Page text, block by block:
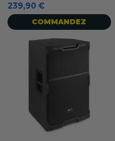
239,90 €
COMMANDEZ